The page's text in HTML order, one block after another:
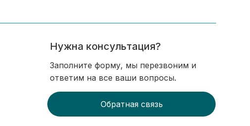
Нужна консультация?
Заполните форму, мы перезвоним и
ответим на все ваши вопросы.
Обратная связь